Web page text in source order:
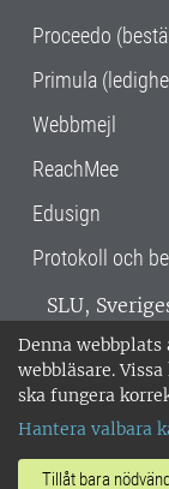
Denna
webbläsare.
ska fungera
Hantera valbara
Tillåt bara
Proceedo
Primula
Webbmejl
ReachMee
Edusign
Protokoll och
SLU,
Alnarp,
018-67 10
Om SLU:s